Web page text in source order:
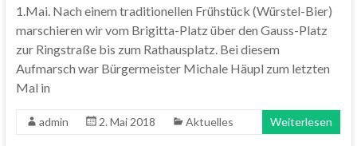
1.Mai. Nach einem traditionellen Frühstück (Würstel-Bier)
marschieren wir vom Brigitta-Platz über den Gauss-Platz
zur Ringstraße bis zum Rathausplatz. Bei diesem
Aufmarsch war Bürgermeister Michale Häupl zum letzten
Mal in
admin 2. Mai 2018 Aktuelles Weiterlesen